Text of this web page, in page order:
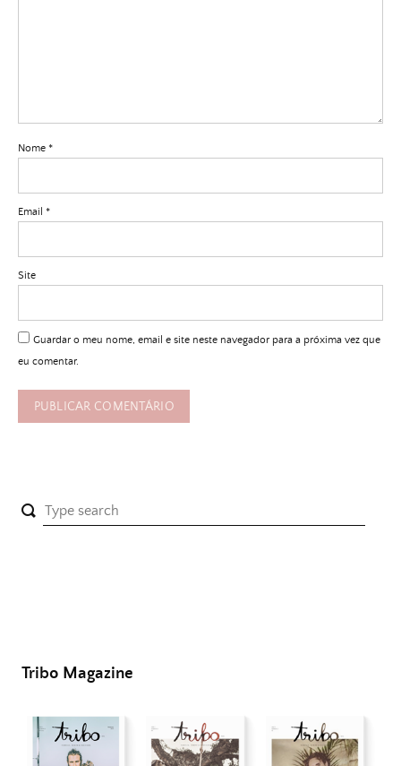
Nome *
Email *
Site
Guardar o meu nome, email e site neste navegador para a próxima vez que
eu comentar.
Tribo Magazine